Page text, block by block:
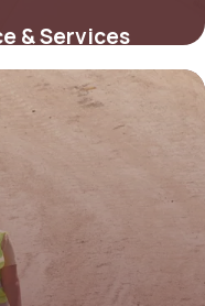
& Services